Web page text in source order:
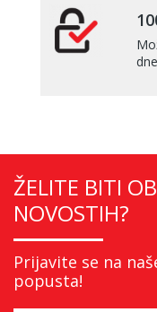
ŽELITE BITI
NOVOSTIH?
Prijavite se na
popusta!